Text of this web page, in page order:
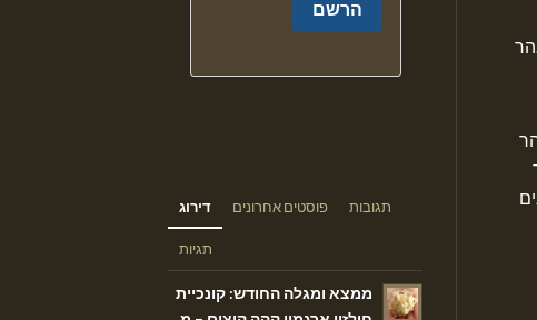
מהר
דירוג פוסטים אחרונים תגובות
תגיות
ממצא ומגלה החודש: קונכיית